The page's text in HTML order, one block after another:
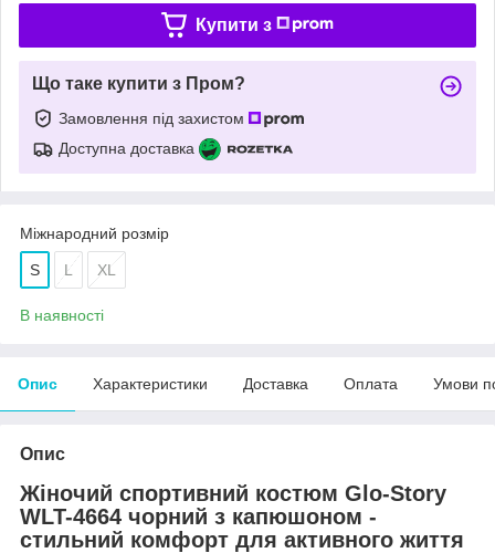
Купити з
Що таке купити з Пром?
Замовлення під захистом
Доступна доставка
Міжнародний розмір
S L XL
В наявності
Опис Характеристики Доставка Оплата Умови
Опис
Жіночий спортивний костюм Glo-Story
WLT-4664 чорний з капюшоном -
стильний комфорт для активного життя